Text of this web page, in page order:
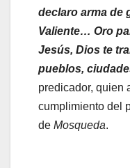
declaro arma de
Valiente… Oro
Jesús, Dios te
pueblos,
predicador, quien
cumplimiento del
de Mosqueda.